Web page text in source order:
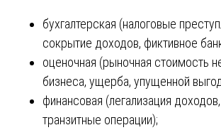
бухгалтерская (налоговые
сокрытие доходов, фиктивное
оценочная (рыночная стоимость
бизнеса, ущерба, упущенной
финансовая (легализация
транзитные операции);